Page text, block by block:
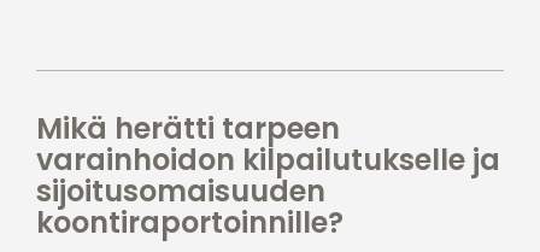
Mikä herätti tarpeen
varainhoidon kilpailutukselle ja
sijoitusomaisuuden
koontiraportoinnille?